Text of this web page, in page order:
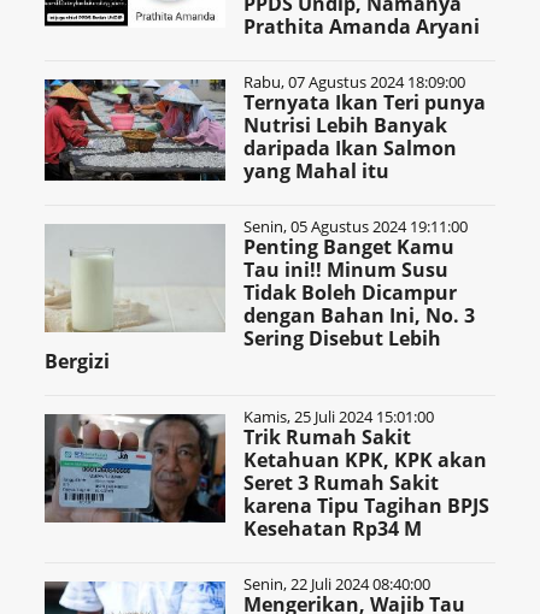
Prathita Amanda Aryani
Rabu, 07 Agustus 2024 18:09:00
Ternyata Ikan Teri punya
Nutrisi Lebih Banyak
daripada Ikan Salmon
yang Mahal itu
Senin, 05 Agustus 2024 19:11:00
Penting Banget Kamu
Tau ini!! Minum Susu
Tidak Boleh Dicampur
dengan Bahan Ini, No. 3
Sering Disebut Lebih
Bergizi
Kamis, 25 Juli 2024 15:01:00
Trik Rumah Sakit
Ketahuan KPK, KPK akan
Seret 3 Rumah Sakit
karena Tipu Tagihan BPJS
Kesehatan Rp34 M
Senin, 22 Juli 2024 08:40:00
Mengerikan, Wajib Tau